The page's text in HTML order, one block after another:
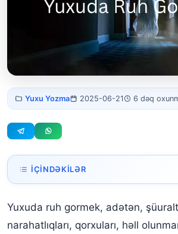
Yuxuda ruh
gormek
Yuxu Yozma 2025-06-21 6 dəq
İÇINDƏKILƏR
Yuxuda Ruh Olmaq
Yuxuda ruh gormek, adətən,
narahatlıqları, qorxuları, həll